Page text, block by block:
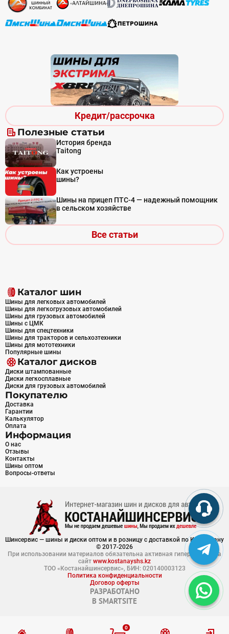
0
Кредит/рассрочка
Полезные статьи
История бренда
Taitong
Как устроены
шины?
Шины на прицеп ПТС-4 — надежный помощник
в сельском хозяйстве
Все статьи
Каталог шин
Шины для легковых автомобилей
Шины для легкогрузовых автомобилей
Шины для грузовых автомобилей
Шины с ЦМК
Шины для спецтехники
Шины для тракторов и сельхозтехники
Шины для мототехники
Популярные шины
Каталог дисков
Диски штампованные
Диски легкосплавные
Диски для грузовых автомобилей
Покупателю
Доставка
Гарантии
Калькулятор
Оплата
Информация
О нас
Отзывы
Контакты
Шины оптом
Вопросы-ответы
Шинсервис — шины и диски оптом и в розницу с доставкой по Казахстану
© 2017-2026
При использовании материалов обязательна активная гиперссылка на
сайт www.kostanayshs.kz
ТОО «Костанайшинсервис», БИН: 020140003123
Политика конфиденциальности
Договор оферты
РАЗРАБОТАНО
В SMARTSITE